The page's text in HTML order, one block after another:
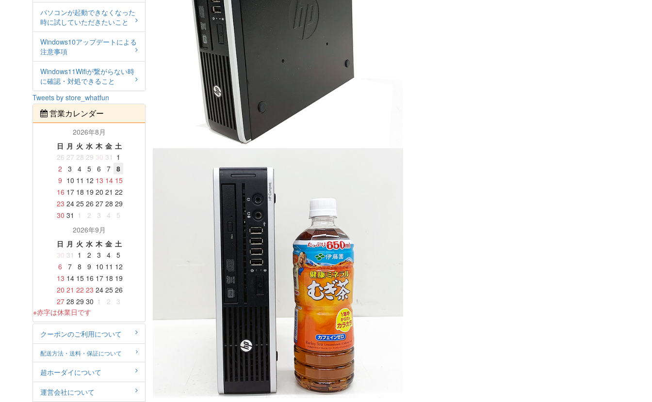
パソコンが起動できなくなった
時に試していただきたいこと
Windows10アップデートによる
注意事項
Windows11Wifiが繋がらない時
に確認・対処できること
Tweets by store_whatfun
営業カレンダー
2026年8月
日 月 火 水 木 金 土
26 27 28 29 30 31 1
2
3 4 5 6 7
8
9 10 11 12 13 14 15
16 17 18 19 20 21 22
23 24 25 26 27 28 29
30 31 1 2 3 4
5
2026年9月
日 月 火 水 木 金 土
30 31 1 2 3 4
5
6
7 8 9 10 11 12
13 14 15 16 17 18 19
20 21 22 23 24 25 26
27 28 29 30 1 2
3
※赤字は休業日です
クーポンのご利用について
配送方法・送料・保証について
超ホーダイについて
運営会社について